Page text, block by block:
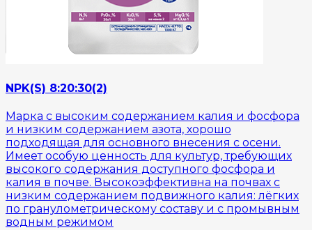
NPK(S) 8:20:30(2)
Марка с высоким содержанием калия и фосфора
и низким содержанием азота, хорошо
подходящая для основного внесения с осени.
Имеет особую ценность для культур, требующих
высокого содержания доступного фосфора и
калия в почве. Высокоэффективна на почвах с
низким содержанием подвижного калия: лёгких
по гранулометрическому составу и с промывным
водным режимом